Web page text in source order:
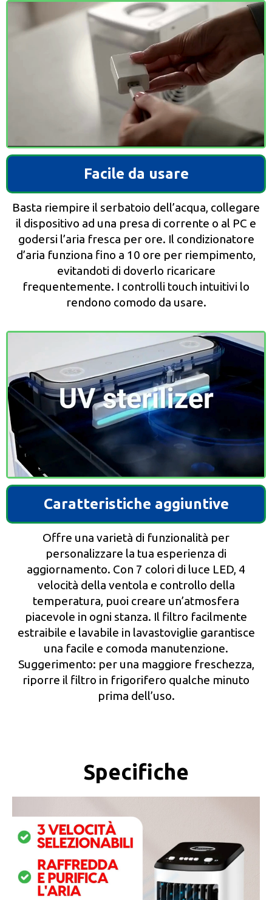
Facile da usare
Basta riempire il serbatoio dell’acqua, collegare
il dispositivo ad una presa di corrente o al PC e
godersi l’aria fresca per ore. Il condizionatore
d’aria funziona fino a 10 ore per riempimento,
evitandoti di doverlo ricaricare
frequentemente. I controlli touch intuitivi lo
rendono comodo da usare.
Caratteristiche aggiuntive
Offre una varietà di funzionalità per
personalizzare la tua esperienza di
aggiornamento. Con 7 colori di luce LED, 4
velocità della ventola e controllo della
temperatura, puoi creare un’atmosfera
piacevole in ogni stanza. Il filtro facilmente
estraibile e lavabile in lavastoviglie garantisce
una facile e comoda manutenzione.
Suggerimento: per una maggiore freschezza,
riporre il filtro in frigorifero qualche minuto
prima dell’uso.
Specifiche